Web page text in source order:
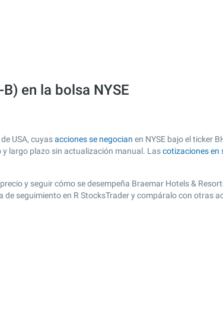
en la bolsa NYSE
USA, cuyasacciones se negocian en NYSE bajo el ticker
largo plazo sin actualización manual. Lascotizaciones en
y seguir cómo se desempeña Braemar Hotels &
de seguimiento en R StocksTrader y compáralo con otras